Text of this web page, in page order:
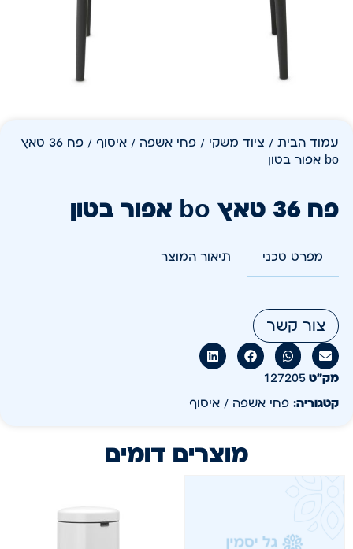
עמוד הבית / ציוד משקי / פחי אשפה / איסוף
/ פח 36 טאץ
bo אפור בטון
פח 36 טאץ bo אפור בטון
מפרט טכני תיאור המוצר
צור קשר
מק״ט 127205
קטגוריה: פחי אשפה / איסוף
מוצרים דומים